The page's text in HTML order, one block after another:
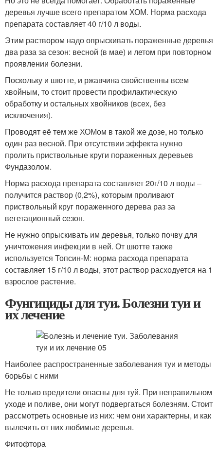
деревья лучше всего препаратом ХОМ. Норма расхода
препарата составляет 40 г/10 л воды.
Этим раствором надо опрыскивать пораженные деревья
два раза за сезон: весной (в мае) и летом при повторном
проявлении болезни.
Поскольку и шютте, и ржавчина свойственны всем
хвойным, то стоит провести профилактическую
обработку и остальных хвойников (всех, без
исключения).
Проводят её тем же ХОМом в такой же дозе, но только
один раз весной. При отсутствии эффекта нужно
пролить приствольные круги пораженных деревьев
Фундазолом.
Норма расхода препарата составляет 20г/10 л воды –
получится раствор (0,2%), которым проливают
приствольный круг пораженного дерева раз за
вегетационный сезон.
Не нужно опрыскивать им деревья, только почву для
уничтожения инфекции в ней. От шютте также
используется Топсин-М: норма расхода препарата
составляет 15 г/10 л воды, этот раствор расходуется на 1
взрослое растение.
Фунгициды для туи. Болезни туи и
их лечение
Наиболее распространенные заболевания туи и методы
борьбы с ними
Не только вредители опасны для туй. При неправильном
уходе и поливе, они могут подвергаться болезням. Стоит
рассмотреть основные из них: чем они характерны, и как
вылечить от них любимые деревья.
Фитофтора